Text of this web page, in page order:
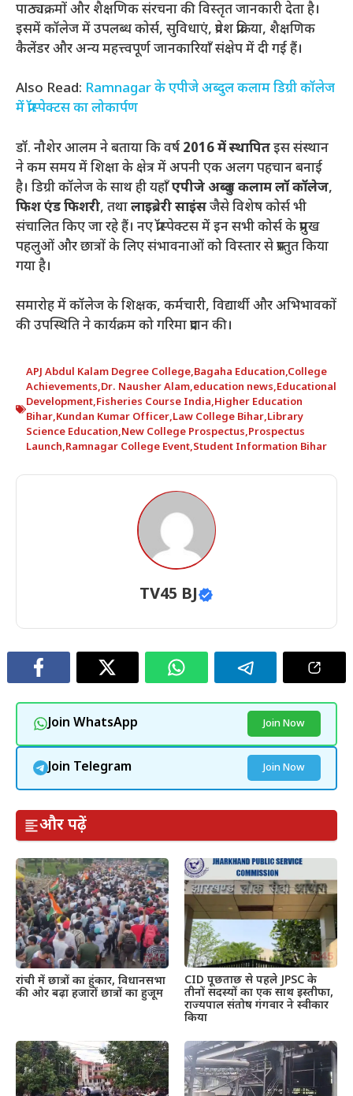
पाठ्यक्रमों और शैक्षणिक संरचना की विस्तृत जानकारी देता है।
इसमें कॉलेज में उपलब्ध कोर्स, सुविधाएं, प्रवेश प्रक्रिया, शैक्षणिक
कैलेंडर और अन्य महत्त्वपूर्ण जानकारियाँ संक्षेप में दी गई हैं।
Also Read: Ramnagar के एपीजे अब्दुल कलाम डिग्री कॉलेज
में प्रॉस्पेक्टस का लोकार्पण
डॉ. नौशेर आलम ने बताया कि वर्ष 2016 में स्थापितइस संस्थान
ने कम समय में शिक्षा के क्षेत्र में अपनी एक अलग पहचान बनाई
है। डिग्री कॉलेज के साथ ही यहाँएपीजे अब्दुल कलाम लॉ कॉलेज,
फिश एंड फिशरी, तथालाइब्रेरी साइंसजैसे विशेष कोर्स भी
संचालित किए जा रहे हैं। नए प्रॉस्पेक्टस में इन सभी कोर्स के प्रमुख
पहलुओं और छात्रों के लिए संभावनाओं को विस्तार से प्रस्तुत किया
गया है।
समारोह में कॉलेज के शिक्षक, कर्मचारी, विद्यार्थी और अभिभावकों
की उपस्थिति ने कार्यक्रम को गरिमा प्रदान की।
APJ Abdul Kalam Degree College,Bagaha Education,College
Achievements,Dr. Nausher Alam,education news,Educational
Development,Fisheries Course India,Higher Education
Bihar,Kundan Kumar Officer,Law College Bihar,Library
Science Education,New College Prospectus,Prospectus
Launch,Ramnagar College Event,Student Information Bihar
TV45 BJ
Join WhatsApp Join Now
Join Telegram Join Now
और पढ़ें
रांची में छात्रों का हुंकार, विधानसभा
की ओर बढ़ा हजारों छात्रों का हुजूम
CID पूछताछ से पहले JPSC के
तीनों सदस्यों का एक साथ इस्तीफा,
राज्यपाल संतोष गंगवार ने स्वीकार
किया